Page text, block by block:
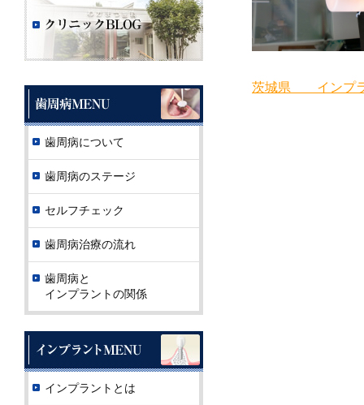
茨城県 インプラ
歯周病について
歯周病のステージ
セルフチェック
歯周病治療の流れ
歯周病と
インプラントの関係
インプラントとは